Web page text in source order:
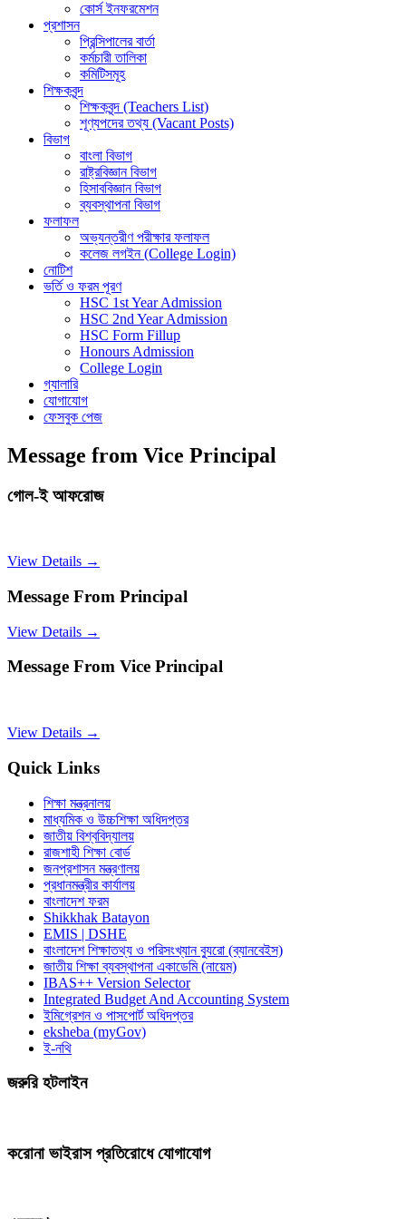
কোর্স ইনফরমেশন
প্রশাসন
প্রিন্সিপালের বার্তা
কর্মচারী তালিকা
কমিটিসমূহ
শিক্ষকবৃন্দ
শিক্ষকবৃন্দ (Teachers List)
শূণ্যপদের তথ্য (Vacant Posts)
বিভাগ
বাংলা বিভাগ
রাষ্ট্রবিজ্ঞান বিভাগ
হিসাববিজ্ঞান বিভাগ
ব্যবস্থাপনা বিভাগ
ফলাফল
অভ্যন্তরীণ পরীক্ষার ফলাফল
কলেজ লগইন (College Login)
নোটিশ
ভর্তি ও ফরম পূরণ
HSC 1st Year Admission
HSC 2nd Year Admission
HSC Form Fillup
Honours Admission
College Login
গ্যালারি
যোগাযোগ
ফেসবুক পেজ
Message from Vice Principal
গোল-ই আফরোজ
View Details →
Message From Principal
View Details →
Message From Vice Principal
View Details →
Quick Links
শিক্ষা মন্ত্রনালয়
মাধ্যমিক ও উচ্চশিক্ষা অধিদপ্তর
জাতীয় বিশ্ববিদ্যালয়
রাজশাহী শিক্ষা বোর্ড
জনপ্রশাসন মন্ত্রণালয়
প্রধানমন্ত্রীর কার্যালয়
বাংলাদেশ ফরম
Shikkhak Batayon
EMIS | DSHE
বাংলাদেশ শিক্ষাতথ্য ও পরিসংখ্যান ব্যুরো (ব্যানবেইস)
জাতীয় শিক্ষা ব্যবস্থাপনা একাডেমি (নায়েম)
IBAS++ Version Selector
Integrated Budget And Accounting System
ইমিগ্রেশন ও পাসপোর্ট অধিদপ্তর
eksheba (myGov)
ই-নথি
জরুরি হটলাইন
করোনা ভাইরাস প্রতিরোধে যোগাযোগ